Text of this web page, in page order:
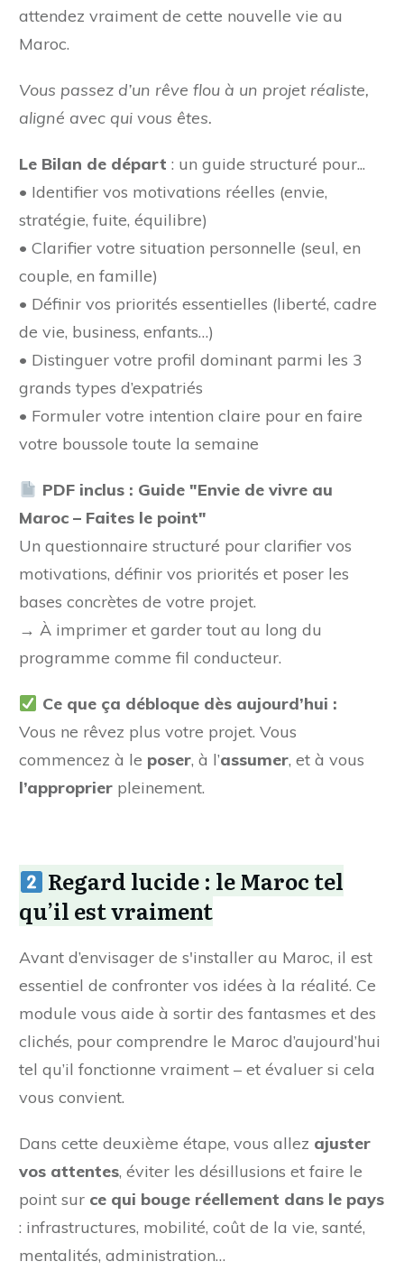
attendez vraiment de cette nouvelle vie au
Maroc.
Vous passez d’un rêve flou à un projet réaliste,
aligné avec qui vous êtes.
Le Bilan de départ : un guide structuré pour...
• Identifier vos motivations réelles (envie,
stratégie, fuite, équilibre)
• Clarifier votre situation personnelle (seul, en
couple, en famille)
• Définir vos priorités essentielles (liberté, cadre
de vie, business, enfants…)
• Distinguer votre profil dominant parmi les 3
grands types d’expatriés
• Formuler votre intention claire pour en faire
votre boussole toute la semaine
PDF inclus : Guide "Envie de vivre au
Maroc – Faites le point"
Un questionnaire structuré pour clarifier vos
motivations, définir vos priorités et poser les
bases concrètes de votre projet.
→ À imprimer et garder tout au long du
programme comme fil conducteur.
Ce que ça débloque dès aujourd’hui :
Vous ne rêvez plus votre projet. Vous
commencez à le poser, à l’assumer, et à vous
l’approprier pleinement.
Regard lucide : le Maroc tel
qu’il est vraiment
Avant d’envisager de s'installer au Maroc, il est
essentiel de confronter vos idées à la réalité. Ce
module vous aide à sortir des fantasmes et des
clichés, pour comprendre le Maroc d’aujourd’hui
tel qu’il fonctionne vraiment – et évaluer si cela
vous convient.
Dans cette deuxième étape, vous allez ajuster
vos attentes, éviter les désillusions et faire le
point sur ce qui bouge réellement dans le pays
: infrastructures, mobilité, coût de la vie, santé,
mentalités, administration…